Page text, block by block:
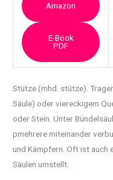
Amazon
E-Book
PDF
Stütze (mhd. stütze).
Säule) oderviereckigem
oder Stein. Unter
pmehrere miteinander
und Kämpfern. Oft ist auch
Säulen umstellt.